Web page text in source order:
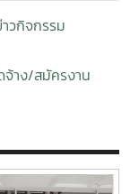
วกิจกรรม
าง/สมัครงาน